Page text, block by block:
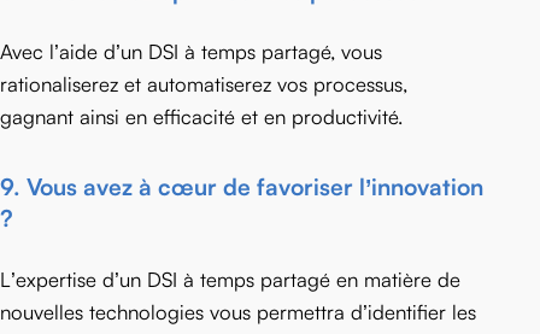
Avec l’aide d’un DSI à temps partagé, vous
rationaliserez et automatiserez vos processus,
gagnant ainsi en efficacité et en productivité.
9. Vous avez à cœur de favoriser l’innovation
?
L’expertise d’un DSI à temps partagé en matière de
nouvelles technologies vous permettra d’identifier les